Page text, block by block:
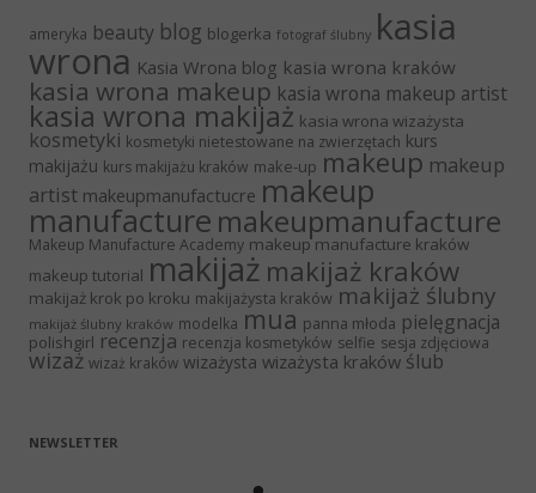
ameryka beauty blog blogerka fotograf ślubny kasia
wrona Kasia Wrona blog kasia wrona kraków
kasia wrona makeup kasia wrona makeup artist
kasia wrona makijaż kasia wrona wizażysta
kosmetyki kosmetyki nietestowane na zwierzętach kurs
makijażu kurs makijażu kraków make-up makeup makeup
artist makeupmanufactucre makeup
manufacture makeupmanufacture
Makeup Manufacture Academy makeup manufacture kraków
makeup tutorial makijaż makijaż kraków
makijaż krok po kroku makijażysta kraków makijaż ślubny
makijaż ślubny kraków modelka mua panna młoda pielęgnacja
polishgirl recenzja recenzja kosmetyków selfie sesja zdjęciowa
wizaż wizaż kraków wizażysta wizażysta kraków ślub
NEWSLETTER